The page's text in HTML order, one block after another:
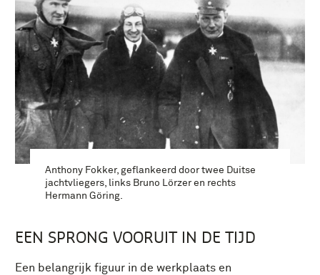
Anthony Fokker, geflankeerd door twee Duitse
jachtvliegers, links Bruno Lörzer en rechts
Hermann Göring.
EEN SPRONG VOORUIT IN DE TIJD
Een belangrijk figuur in de werkplaats en